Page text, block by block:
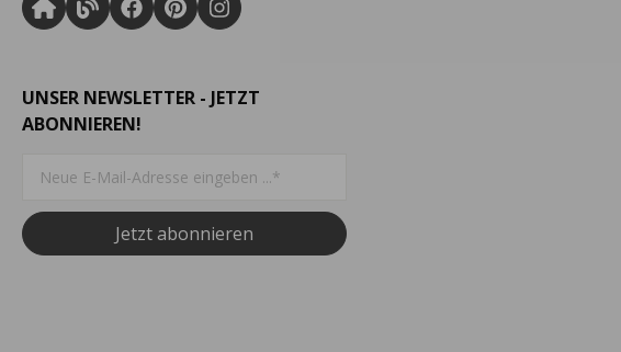
UNSER NEWSLETTER - JETZT
ABONNIEREN!
Jetzt abonnieren